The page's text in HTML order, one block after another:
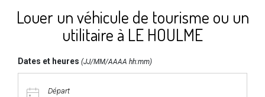
Louer un véhicule de tourisme ou un
utilitaire à LE HOULME
Dates et heures (JJ/MM/AAAA hh:mm)